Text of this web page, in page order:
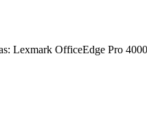
Lexmark OfficeEdge Pro